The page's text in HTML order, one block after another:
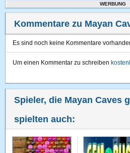
WERBUNG
Kommentare zu Mayan
Es sind noch keine Kommentare
Um einen Kommentar zu schreiben
Spieler, die Mayan Caves
spielten auch: